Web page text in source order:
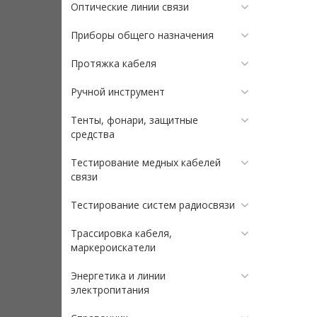
Оптические линии связи
Приборы общего назначения
Протяжка кабеля
Ручной инструмент
Тенты, фонари, защитные
средства
Тестирование медных кабелей
связи
Тестирование систем радиосвязи
Трассировка кабеля,
маркероискатели
Энергетика и линии
электропитания